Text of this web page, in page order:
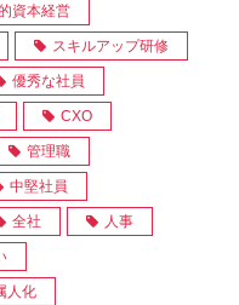
資本経営
スキルアップ研修
優秀な社員
CXO
管理職
中堅社員
全社 人事
人化